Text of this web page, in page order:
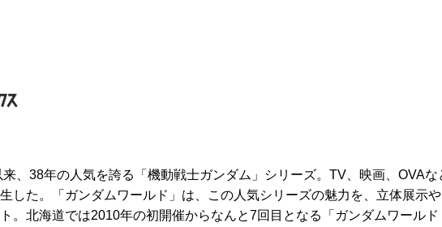
、38年の人気を誇る「機動戦士ガンダム」シリーズ。TV、映画、OVAな
した。「ガンダムワールド」は、この人気シリーズの魅力を、立体展示や
。北海道では2010年の初開催からなんと7回目となる「ガンダムワールド